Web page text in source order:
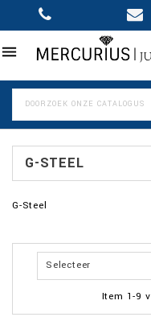

G-STEEL
G-Steel
Selecteer
Item 1-9